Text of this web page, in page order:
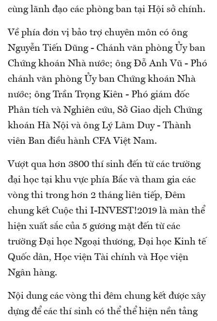
cùng lãnh đạo các phòng ban tại Hội sở chính.
Về phía đơn vị bảo trợ chuyên môn có ông
Nguyễn Tiến Dũng - Chánh văn phòng Ủy ban
Chứng khoán Nhà nước; ông Đỗ Anh Vũ - Phó
chánh văn phòng Ủy ban Chứng khoán Nhà
nước; ông Trần Trọng Kiên - Phó giám đốc
Phân tích và Nghiên cứu, Sở Giao dịch Chứng
khoán Hà Nội và ông Lý Lâm Duy - Thành
viên Ban điều hành CFA Việt Nam.
Vượt qua hơn 3800 thí sinh đến từ các trường
đại học tại khu vực phía Bắc và tham gia các
vòng thi trong hơn 2 tháng liên tiếp, Đêm
chung kết Cuộc thi I-INVEST!2019 là màn thể
hiện xuất sắc của 5 gương mặt đến từ các
trường Đại học Ngoại thương, Đại học Kinh tế
Quốc dân, Học viện Tài chính và Học viện
Ngân hàng.
Nội dung các vòng thi đêm chung kết được xây
dựng để các thí sinh có thể thể hiện nền tảng